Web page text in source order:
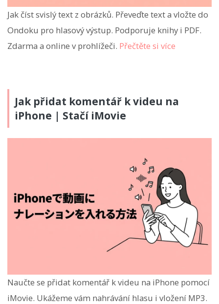
Jak číst svislý text z obrázků. Převeďte text a vložte do
Ondoku pro hlasový výstup. Podporuje knihy i PDF.
Zdarma a online v prohlížeči. Přečtěte si více
Jak přidat komentář k videu na
iPhone | Stačí iMovie
Naučte se přidat komentář k videu na iPhone pomocí
iMovie. Ukážeme vám nahrávání hlasu i vložení MP3.